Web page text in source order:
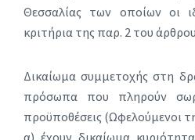
Θεσσαλίας των οποίων οι
κριτήρια της παρ. 2 του
Δικαίωμα συμμετοχής στη
πρόσωπα που πληρούν
προϋποθέσεις (Ωφελούμενοι
α) έχουν δικαίωμα